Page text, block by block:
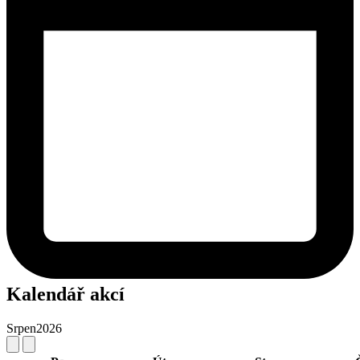
Kalendář akcí
Srpen2026